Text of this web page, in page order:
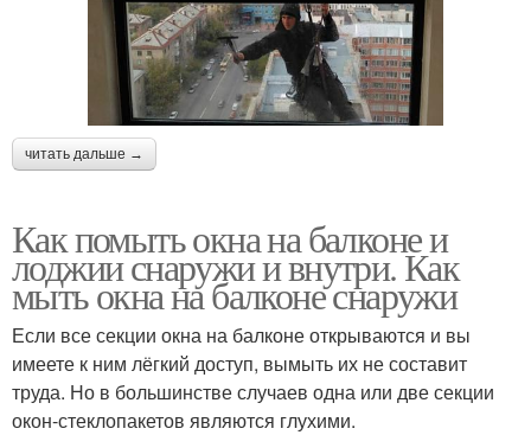
читать дальше →
Как помыть окна на балконе и
лоджии снаружи и внутри. Как
мыть окна на балконе снаружи
Если все секции окна на балконе открываются и вы
имеете к ним лёгкий доступ, вымыть их не составит
труда. Но в большинстве случаев одна или две секции
окон-стеклопакетов являются глухими.